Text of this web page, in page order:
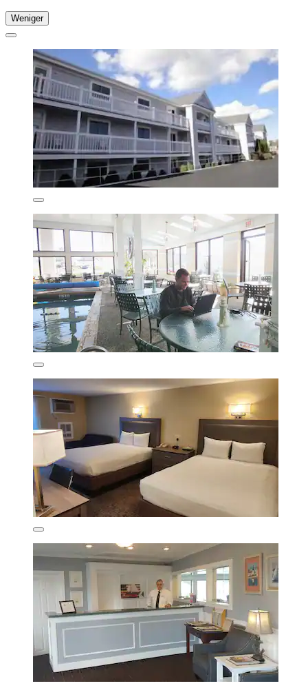
Weniger